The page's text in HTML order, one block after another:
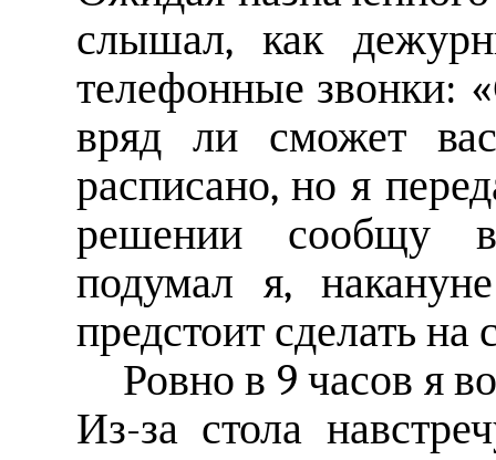
слышал, как
телефонные звонки:
вряд ли сможет
расписано, но я
решении сообщу
подумал я,
предстоит сделать
Ровно в 9 часов я
Из-за стола